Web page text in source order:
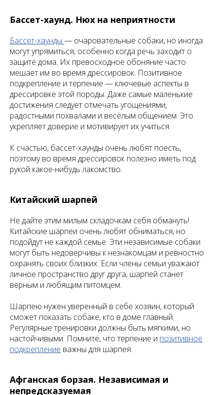
Бассет-хаунд. Нюх на неприятности
Бассет-хаунды — очаровательные собаки, но иногда
могут упрямиться, особенно когда речь заходит о
защите дома. Их превосходное обоняние часто
мешает им во время дрессировок. Позитивное
подкрепление и терпение — ключевые аспекты в
дрессировке этой породы. Даже самые маленькие
достижения следует отмечать угощениями,
радостными похвалами и весёлым общением. Это
укрепляет доверие и мотивирует их учиться.
К счастью, бассет-хаунды очень любят поесть,
поэтому во время дрессировок полезно иметь под
рукой какое-нибудь лакомство.
Китайский шарпей
Не дайте этим милым складочкам себя обмануть!
Китайские шарпеи очень любят обниматься, но
подойдут не каждой семье. Эти независимые собаки
могут быть недоверчивы к незнакомцам и ревностно
охранять своих близких. Если члены семьи уважают
личное пространство друг друга, шарпей станет
верным и любящим питомцем.
Шарпею нужен уверенный в себе хозяин, который
сможет показать собаке, кто в доме главный.
Регулярные тренировки должны быть мягкими, но
настойчивыми. Помните, что терпение и позитивное
подкрепление важны для шарпея.
Афганская борзая. Независимая и
непредсказуемая